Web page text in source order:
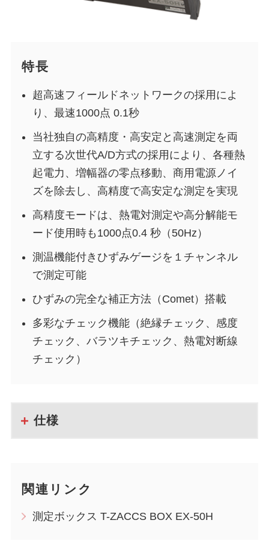
特長
超高速フィールドネットワークの採用によ
り、最速1000点 0.1秒
当社独自の高精度・高安定と高速測定を両
立する次世代A/D方式の採用により、各種熱
起電力、増幅器の零点移動、商用電源ノイ
ズを除去し、高精度で高安定な測定を実現
高精度モードは、熱電対測定や高分解能モ
ード使用時も1000点0.4 秒（50Hz）
測温機能付きひずみゲージを１チャンネル
で測定可能
ひずみの完全な補正方法（Comet）搭載
多彩なチェック機能（絶縁チェック、感度
チェック、バラツキチェック、熱電対断線
チェック）
仕様
関連リンク
測定ボックス T-ZACCS BOX EX-50H